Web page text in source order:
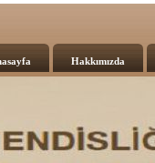
Hakkımızda